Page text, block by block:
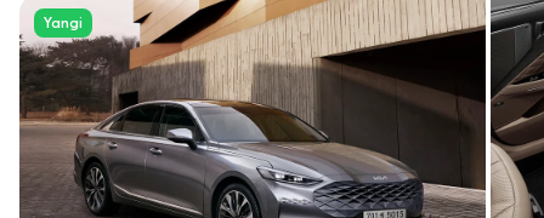
Yangi